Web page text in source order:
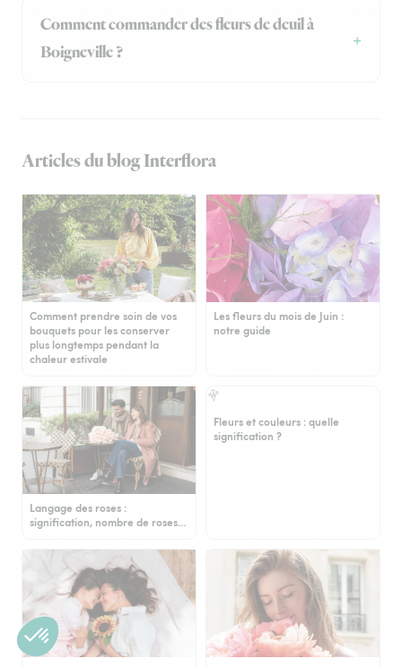
Comment commander des fleurs de deuil à
Boigneville ?
Articles du blog Interflora
Comment prendre soin de vos
bouquets pour les conserver
plus longtemps pendant la
chaleur estivale
Les fleurs du mois de Juin :
notre guide
Langage des roses :
signification, nombre de roses…
Fleurs et couleurs : quelle
signification ?